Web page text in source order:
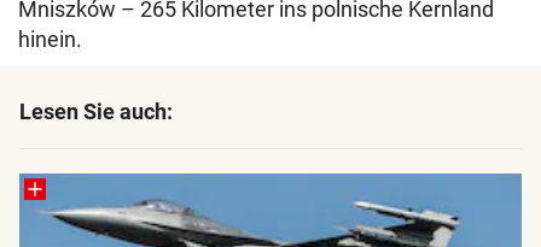
Mniszków – 265 Kilometer ins polnische Kernland
hinein.
Lesen Sie auch: